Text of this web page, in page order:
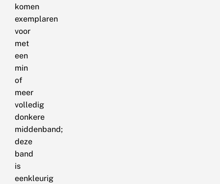
komen
exemplaren
voor
met
een
min
of
meer
volledig
donkere
middenband;
deze
band
is
eenkleurig